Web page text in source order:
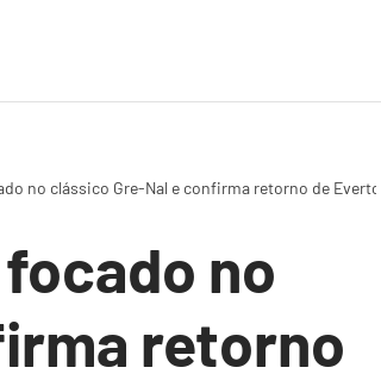
no clássico Gre-Nal e confirma retorno de Everton
no
retorno